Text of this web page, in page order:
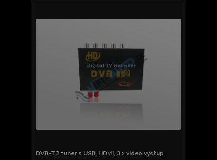
DVB-T2 tuner s USB, HDMI, 3 x video vystup